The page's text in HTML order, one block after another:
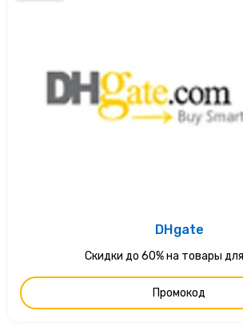
DHgate
Скидки до 60% на товары
Промокод